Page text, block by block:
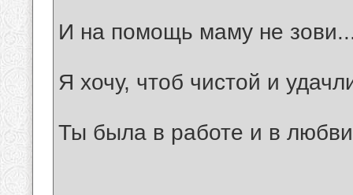
И на помощь маму не
Я хочу, чтоб чистой и
Ты была в работе и в